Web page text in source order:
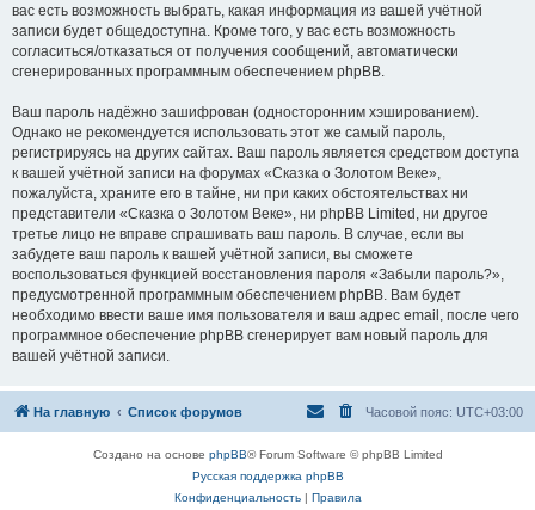
вас есть возможность выбрать, какая информация из вашей учётной
записи будет общедоступна. Кроме того, у вас есть возможность
согласиться/отказаться от получения сообщений, автоматически
сгенерированных программным обеспечением phpBB.
Ваш пароль надёжно зашифрован (односторонним хэшированием).
Однако не рекомендуется использовать этот же самый пароль,
регистрируясь на других сайтах. Ваш пароль является средством доступа
к вашей учётной записи на форумах «Сказка о Золотом Веке»,
пожалуйста, храните его в тайне, ни при каких обстоятельствах ни
представители «Сказка о Золотом Веке», ни phpBB Limited, ни другое
третье лицо не вправе спрашивать ваш пароль. В случае, если вы
забудете ваш пароль к вашей учётной записи, вы сможете
воспользоваться функцией восстановления пароля «Забыли пароль?»,
предусмотренной программным обеспечением phpBB. Вам будет
необходимо ввести ваше имя пользователя и ваш адрес email, после чего
программное обеспечение phpBB сгенерирует вам новый пароль для
вашей учётной записи.
На главную Список форумов Часовой пояс: UTC+03:00
Создано на основе phpBB® Forum Software © phpBB Limited
Русская поддержка phpBB
Конфиденциальность| Правила